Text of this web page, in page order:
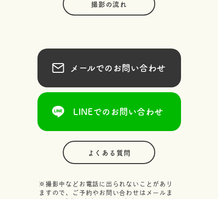
撮影の流れ
メールでのお問い合わせ
LINEでのお問い合わせ
よくある質問
※撮影中などお電話に出られないことがあり
ますので、ご予約やお問い合わせはメールま